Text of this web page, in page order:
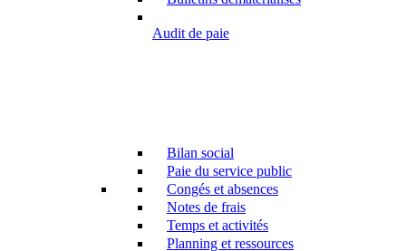
Audit de paie
Bilan social
Paie du service public
Congés et absences
Notes de frais
Temps et activités
Planning et ressources